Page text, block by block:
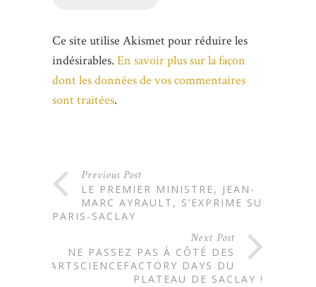
Ce site utilise Akismet pour réduire les
indésirables. En savoir plus sur la façon
dont les données de vos commentaires
sont traitées.
Previous Post
LE PREMIER MINISTRE, JEAN-
MARC AYRAULT, S’EXPRIME SUR
PARIS-SACLAY
Next Post
NE PASSEZ PAS À CÔTÉ DES
ARTSCIENCEFACTORY DAYS DU
PLATEAU DE SACLAY !